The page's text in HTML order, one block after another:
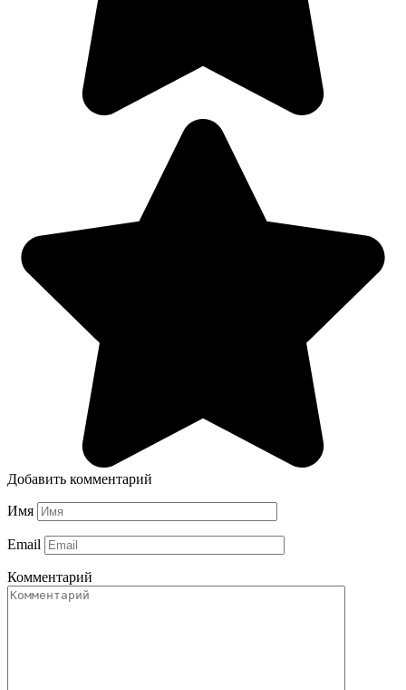
Добавить комментарий
Имя
Email
Комментарий